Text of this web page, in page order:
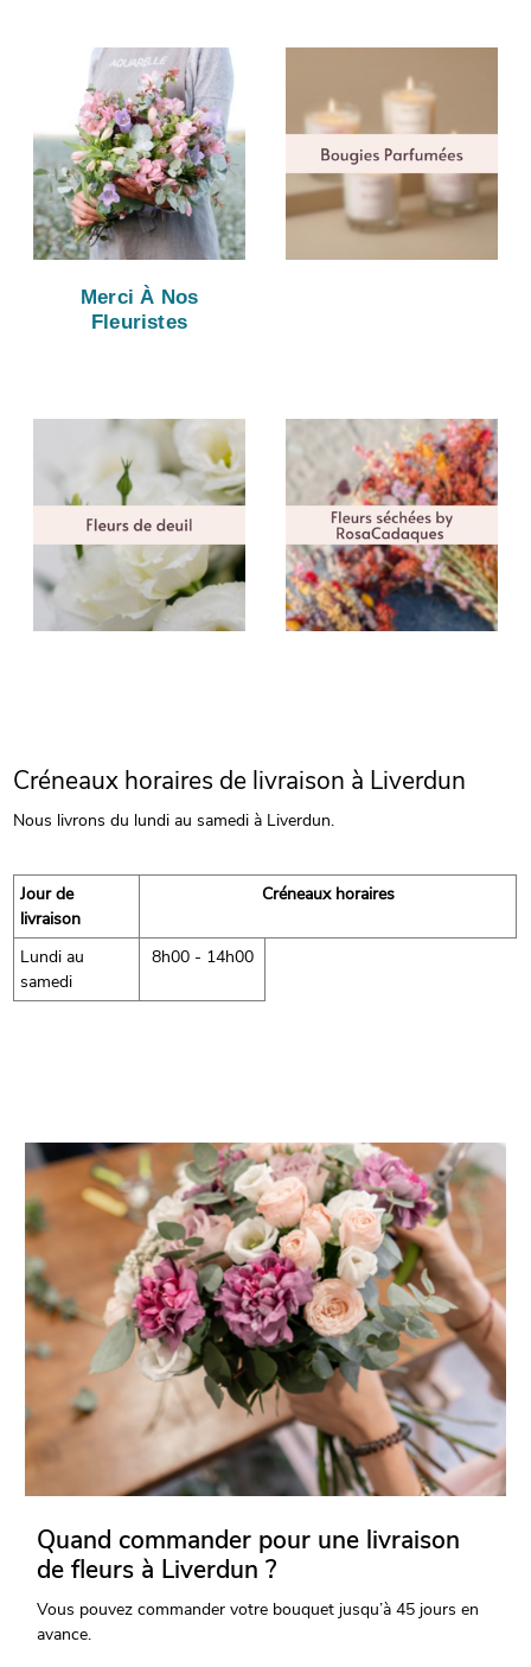
Merci À Nos
Fleuristes
Créneaux horaires de livraison à Liverdun
Nous livrons du lundi au samedi à Liverdun.
Jour de
livraison
Créneaux horaires
Lundi au
samedi
8h00 - 14h00
Quand commander pour une livraison
de fleurs à Liverdun ?
Vous pouvez commander votre bouquet jusqu’à 45 jours en
avance.